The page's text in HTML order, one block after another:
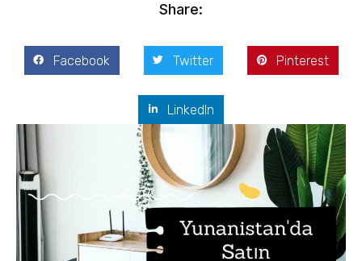
Share:
Facebook Twitter Pinterest
LinkedIn